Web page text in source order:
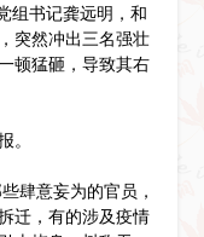
组书记龚远明，和
突然冲出三名强壮
顿猛砸，导致其右
。
肆意妄为的官员，
迁，有的涉及疫情